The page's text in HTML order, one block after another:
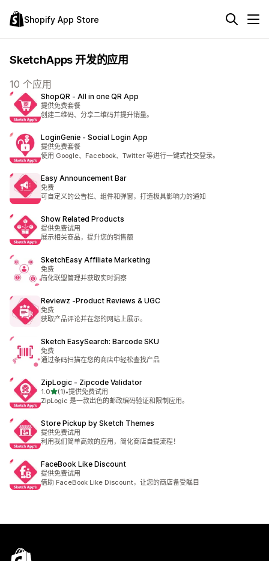
Shopify App Store
SketchApps 开发的应用
10 个应用
ShopQR ‑ All in one QR App
提供免费套餐
创建二维码、分享二维码并提升销量。
LoginGenie ‑ Social Login App
提供免费套餐
使用 Google、Facebook、Twitter 等进行一键式社交登录。
Easy Announcement Bar
免费
可自定义的公告栏、组件和弹窗，打造极具影响力的通知
Show Related Products
提供免费试用
展示相关商品，提升您的销售额
SketchEasy Affiliate Marketing
免费
简化联盟管理并获取实时洞察
Reviewz ‑Product Reviews & UGC
免费
获取产品评论并在您的网站上展示。
Sketch EasySearch: Barcode SKU
免费
通过条码扫描在您的商店中轻松查找产品
ZipLogic ‑ Zipcode Validator
1.0星（满分 5 星）
(1)
总共 1 条评论
•提供免费试用
ZipLogic 是一款出色的邮政编码验证和限制应用。
Store Pickup by Sketch Themes
提供免费试用
利用我们简单高效的应用，简化商店自提流程！
FaceBook Like Discount
提供免费试用
借助 FaceBook Like Discount，让您的商店备受瞩目